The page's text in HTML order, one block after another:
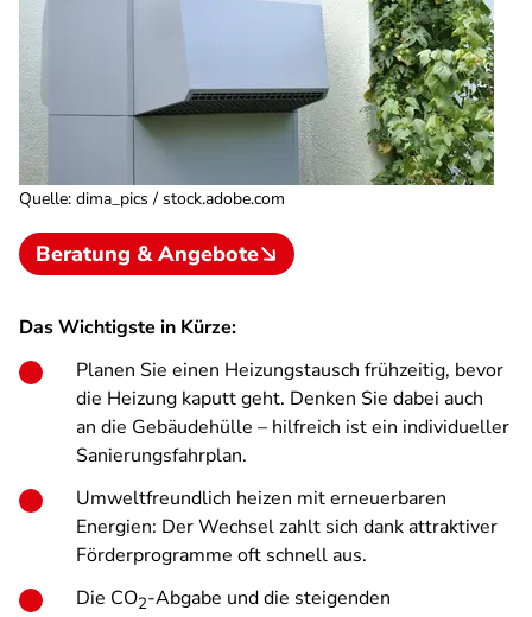
Quelle: dima_pics / stock.adobe.com
Beratung & Angebote
Das Wichtigste in Kürze:
Planen Sie einen Heizungstausch frühzeitig, bevor
die Heizung kaputt geht. Denken Sie dabei auch
an die Gebäudehülle – hilfreich ist ein individueller
Sanierungsfahrplan.
Umweltfreundlich heizen mit erneuerbaren
Energien: Der Wechsel zahlt sich dank attraktiver
Förderprogramme oft schnell aus.
Die CO2-Abgabe und die steigenden